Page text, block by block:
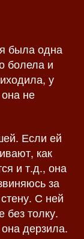
была одна
болела и
у
не
Если ей
как
и т.д., она
за
С ней
без толку.
дерзила.